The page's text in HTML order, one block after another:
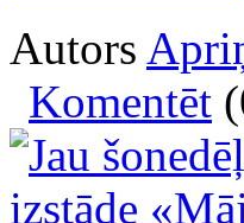
Autors
Komentēt